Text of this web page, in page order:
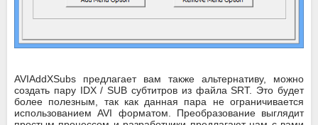
AVIAddXSubs предлагает вам также альтернативу, можно
создать пару IDX / SUB субтитров из файла SRT. Это будет
более полезным, так как данная пара не ограничивается
использованием AVI форматом. Преобразование выглядит